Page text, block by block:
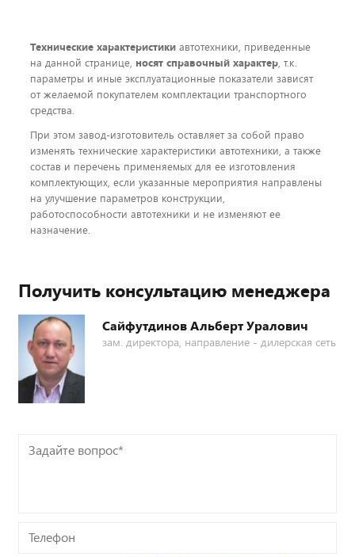
Технические характеристики автотехники, приведенные
на данной странице, носят справочный характер, т.к.
параметры и иные эксплуатационные показатели зависят
от желаемой покупателем комплектации транспортного
средства.
При этом завод-изготовитель оставляет за собой право
изменять технические характеристики автотехники, а также
состав и перечень применяемых для ее изготовления
комплектующих, если указанные мероприятия направлены
на улучшение параметров конструкции,
работоспособности автотехники и не изменяют ее
назначение.
Получить консультацию менеджера
Сайфутдинов Альберт Уралович
зам. директора, направление - дилерская сеть
Задайте
вопрос*
Телефон